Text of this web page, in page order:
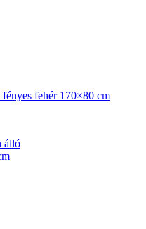
fehér 170×80 cm